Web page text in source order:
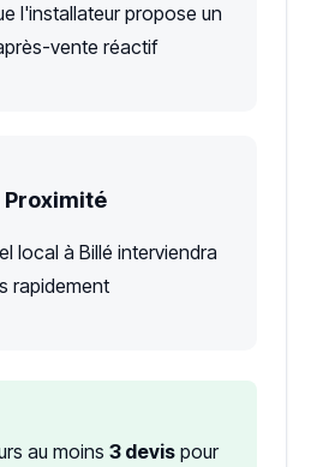
l'installateur propose un
vente réactif
Proximité
local à Billé interviendra
rapidement
au moins 3 devis pour